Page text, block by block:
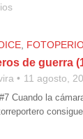
de guerra
11 agosto,
Cuando la